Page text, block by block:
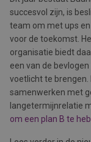
succesvol zijn, is
team om met ups
voor de toekomst.
organisatie biedt
een van de
voetlicht te brengen.
samenwerken met
langetermijnrelatie
om een plan B te